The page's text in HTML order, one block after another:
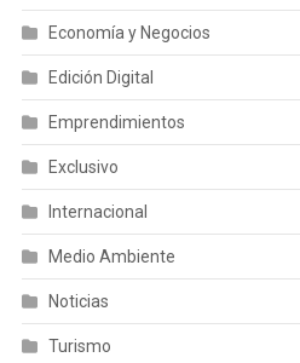
Economía y Negocios
Edición Digital
Emprendimientos
Exclusivo
Internacional
Medio Ambiente
Noticias
Turismo